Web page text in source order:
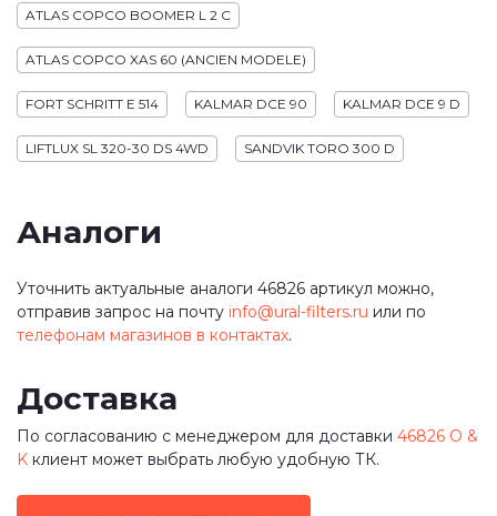
ATLAS COPCO BOOMER L 2 C
ATLAS COPCO XAS 60 (ANCIEN MODELE)
FORT SCHRITT E 514 KALMAR DCE 90 KALMAR DCE 9 D
LIFTLUX SL 320-30 DS 4WD SANDVIK TORO 300 D
Аналоги
Уточнить актуальные аналоги 46826 артикул можно,
отправив запрос на почту info@ural-filters.ru или по
телефонам магазинов в контактах.
Доставка
По согласованию с менеджером для доставки 46826 O &
K клиент может выбрать любую удобную ТК.